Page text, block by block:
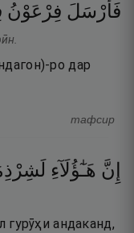
فَأَرْسَلَ فِرْعَوْنُ
ро дар
тафсир
إِنَّ هَـٰٓؤُلَآءِ
гурӯҳи андаканд,